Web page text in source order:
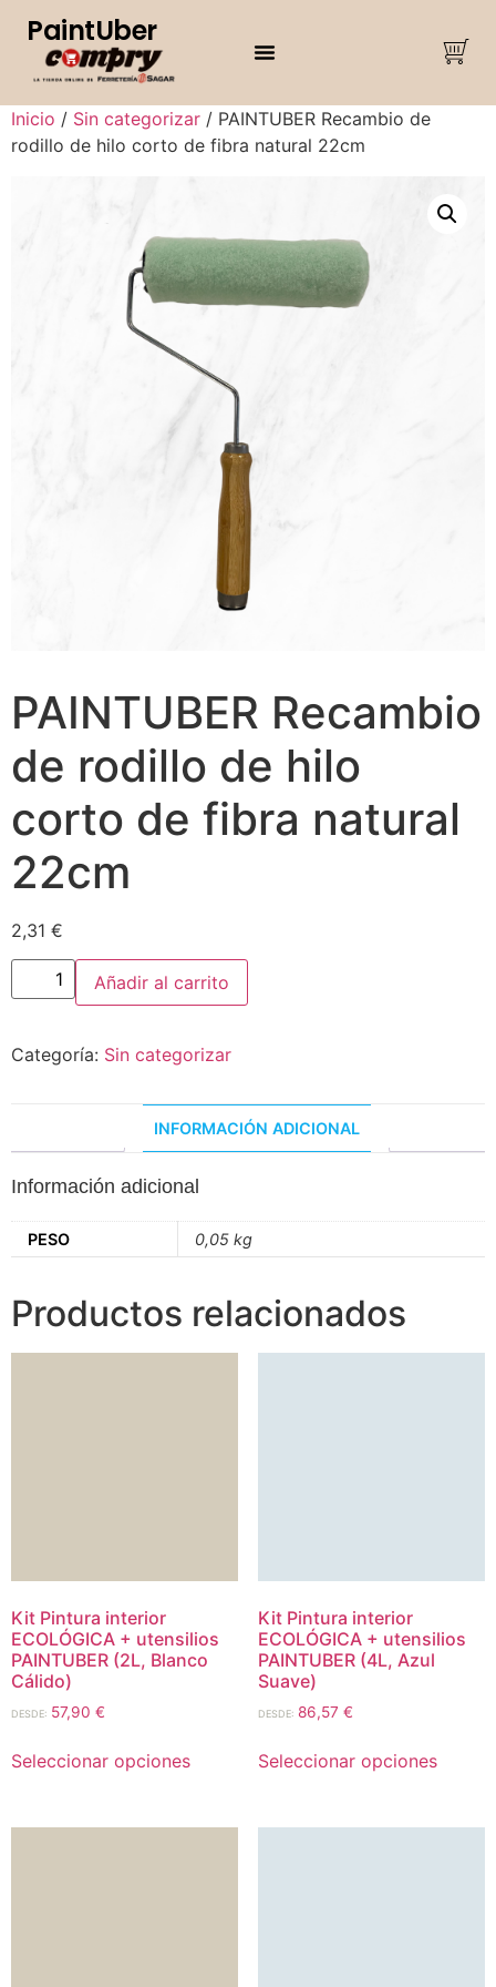
PaintUber
Inicio / Sin categorizar / PAINTUBER Recambio de
rodillo de hilo corto de fibra natural 22cm
PAINTUBER Recambio
de rodillo de hilo
corto de fibra natural
22cm
2,31 €
Añadir al carrito
Categoría: Sin categorizar
INFORMACIÓN ADICIONAL
Información adicional
PESO 0,05 kg
Productos relacionados
Kit Pintura interior
ECOLÓGICA + utensilios
PAINTUBER (2L, Blanco
Cálido)
DESDE: 57,90 €
Seleccionar opciones
Kit Pintura interior
ECOLÓGICA + utensilios
PAINTUBER (4L, Azul
Suave)
DESDE: 86,57 €
Seleccionar opciones